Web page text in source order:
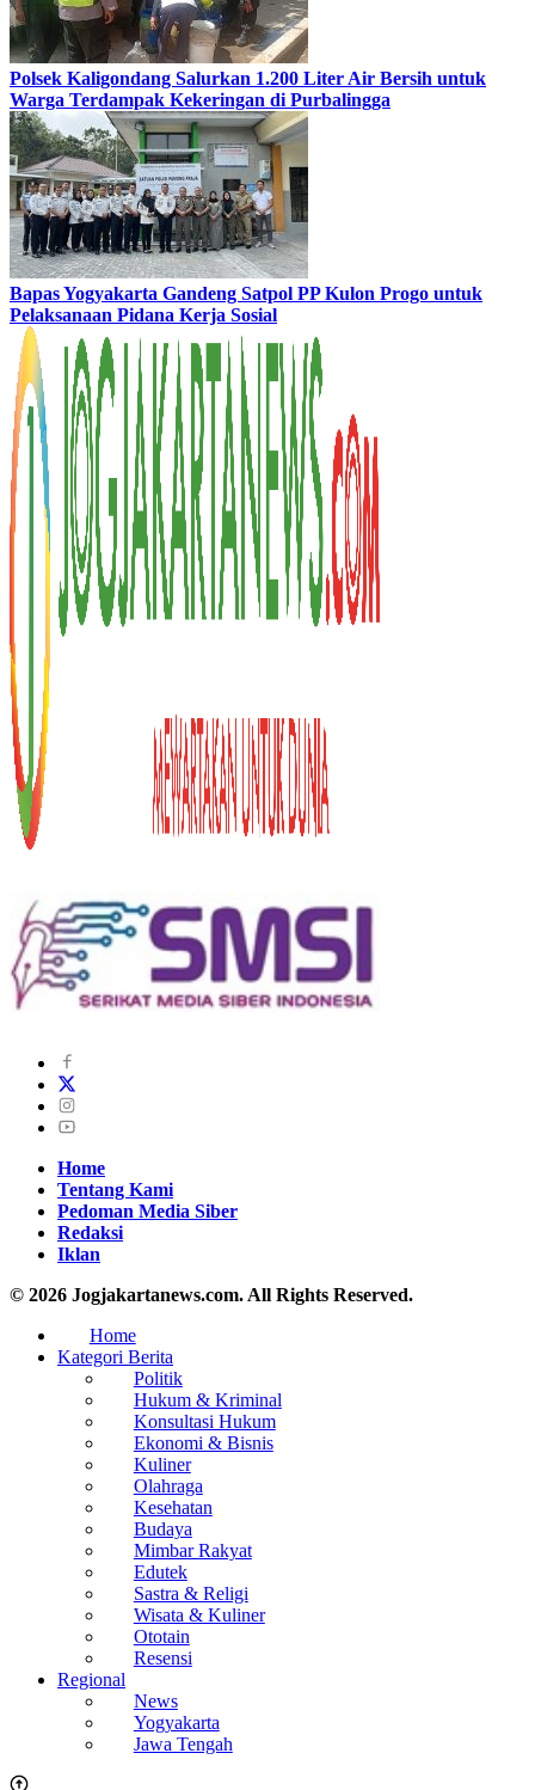
Polsek Kaligondang Salurkan 1.200 Liter Air Bersih untuk
Warga Terdampak Kekeringan di Purbalingga
Bapas Yogyakarta Gandeng Satpol PP Kulon Progo untuk
Pelaksanaan Pidana Kerja Sosial
Home
Tentang Kami
Pedoman Media Siber
Redaksi
Iklan
© 2026 Jogjakartanews.com. All Rights Reserved.
Home
Kategori Berita
Politik
Hukum & Kriminal
Konsultasi Hukum
Ekonomi & Bisnis
Kuliner
Olahraga
Kesehatan
Budaya
Mimbar Rakyat
Edutek
Sastra & Religi
Wisata & Kuliner
Ototain
Resensi
Regional
News
Yogyakarta
Jawa Tengah